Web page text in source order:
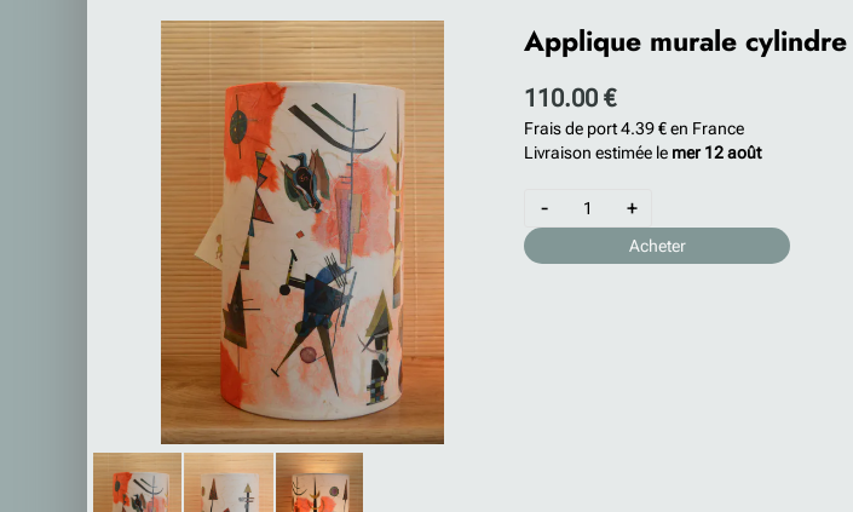
Applique murale
110.00 €
Frais de port4.39 €en France
Livraison estimée le mer 12 août
- +
Acheter